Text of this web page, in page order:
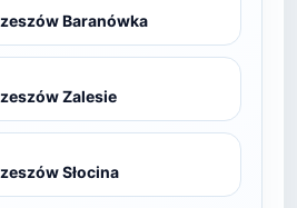
Baranówka
Zalesie
Słocina